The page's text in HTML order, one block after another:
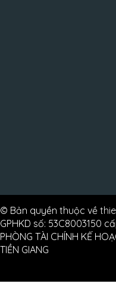
© Bản quyền thuộc về
GPHKD số: 53C8003150
PHÒNG TÀI CHÍNH KẾ
TIỀN GIANG